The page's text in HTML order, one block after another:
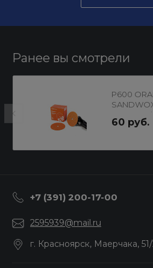
Ранее вы смотрели
P600
Круг
бумажной
60 руб.
+7 (391) 200-17-00
2595939@mail.ru
г. Красноярск, Маерчака,